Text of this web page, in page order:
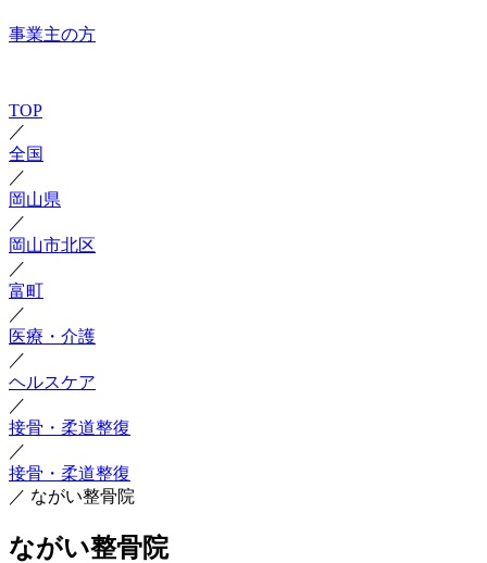
事業主の方
TOP
／
全国
／
岡山県
／
岡山市北区
／
富町
／
医療・介護
／
ヘルスケア
／
接骨・柔道整復
／
接骨・柔道整復
／ ながい整骨院
ながい整骨院